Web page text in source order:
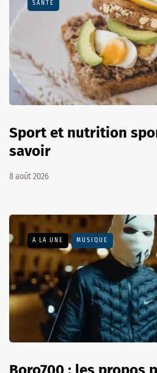
SANTÉ
Sport et nutrition
savoir
8 août 2026
A LA UNE MUSIQUE